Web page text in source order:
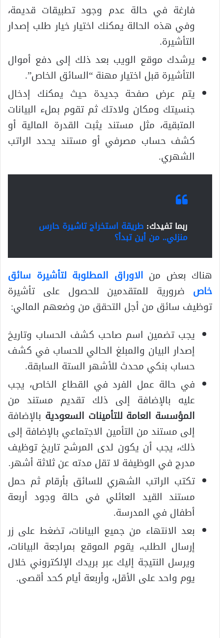
فارغة في حالة عدم وجود تطبيقات قديمة،
وفي هذه الحالة يمكنك اختيار خيار طلب إصدار
التأشيرة.
يرشدك موقع الويب بعد ذلك إلى دفع أموال
التأشيرة قبل اختيار مهنة “السائق الخاص”.
يتم عرض صفحة جديدة حيث يمكنك إدخال
جنسيتك ومكان ولادتك ثم تقوم بملء البيانات
المتبقية، مثل مستند يثبت القدرة المالية أو
كشف حساب مصرفي أو مستند يحدد الراتب
الشهري.
ربما تفيدك: طريقة استخراج تاشيرة حارس
منزلي.. من أين تبدأ؟
هناك بعض من الاوراق المطلوبة لتأشيرة سائق
خاص ضرورية للمتقدمين للحصول على تأشيرة
توظيف سائق من أجل التحقق من وضعهم المالي:
يجب تضمين اسم صاحب كشف الحساب وتاريخ
إصدار البيان والمبلغ الحالي للحساب في كشف
حساب بنكي محدث للأشهر الستة السابقة.
في حالة عمل الفرد في القطاع الخاص، يجب
عليه بالإضافة إلى ذلك تقديم مستند من
المؤسسة العامة للتأمينات السعودية بالإضافة
إلى مستند من التأمين الاجتماعي بالإضافة إلى
ذلك، يجب أن يكون لدى المرشح تاريخ توظيف
مدرج في الوظيفة لا تقل مدته عن ثلاثة أشهر.
تكتب الراتب الشهري للسائق بأرقام ثم حمل
مستند القيد العائلي في حالة وجود أربعة
أطفال في المدرسة.
بعد الانتهاء من جميع البيانات، تضغط على زر
إرسال الطلب، يقوم الموقع بمراجعة البيانات،
ويرسل النتيجة إليك عبر بريدك الإلكتروني خلال
يوم واحد على الأقل، وأربعة أيام كحد أقصى.